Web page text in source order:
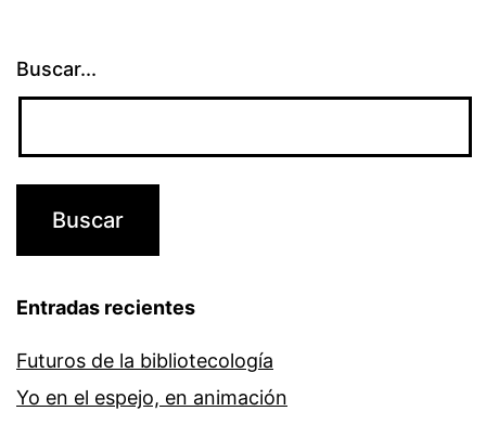
Buscar...
Entradas recientes
Futuros de la bibliotecología
Yo en el espejo, en animación